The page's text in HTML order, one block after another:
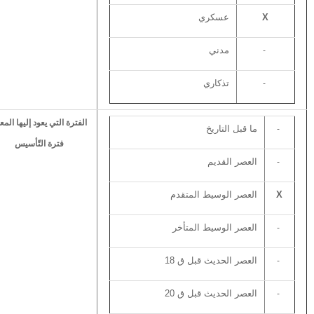
ألبوم الصور
التهـــاني
حـالة الطقس
أصداء المنستير في الإعلام
المنستـــــير
خــارطة المنستير
معالم تاريخية
X عسكري
- مدني
- تذكاري
- ما قبل التاريخ
- العصر القديم
X العصر الوسيط المتقدم
- العصر الوسيط المتأخر
- العصر الحديث قبل ق 18
- العصر الحديث قبل ق 20
الفترة التي يعود إليها
فترة التّأسيس